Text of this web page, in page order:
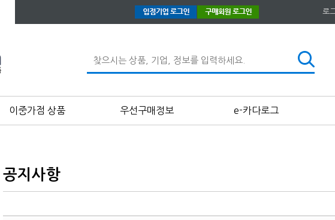
로
이중가점 상품 우선구매정보 e-카다로그
공지사항